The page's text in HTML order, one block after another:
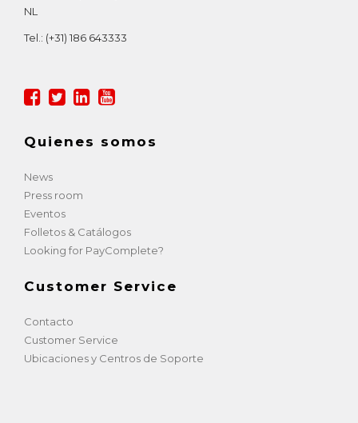
NL
Tel.: (+31) 186 643333
Quienes somos
News
Press room
Eventos
Folletos & Catálogos
Looking for PayComplete?
Customer Service
Contacto
Customer Service
Ubicaciones y Centros de Soporte